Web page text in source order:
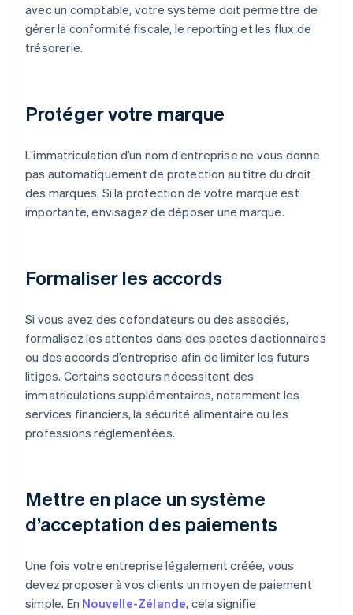
avec un comptable, votre système doit permettre de
gérer la conformité fiscale, le reporting et les flux de
trésorerie.
Protéger votre marque
L’immatriculation d’un nom d’entreprise ne vous donne
pas automatiquement de protection au titre du droit
des marques. Si la protection de votre marque est
importante, envisagez de déposer une marque.
Formaliser les accords
Si vous avez des cofondateurs ou des associés,
formalisez les attentes dans des pactes d’actionnaires
ou des accords d’entreprise afin de limiter les futurs
litiges. Certains secteurs nécessitent des
immatriculations supplémentaires, notamment les
services financiers, la sécurité alimentaire ou les
professions réglementées.
Mettre en place un système
d’acceptation des paiements
Une fois votre entreprise légalement créée, vous
devez proposer à vos clients un moyen de paiement
simple. En Nouvelle-Zélande, cela signifie